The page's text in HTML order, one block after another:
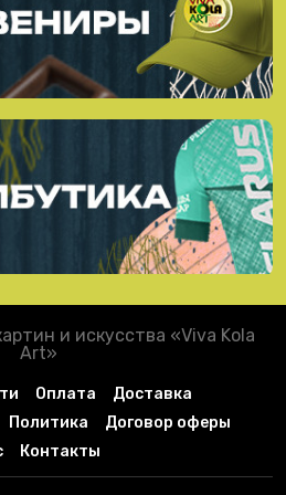
и искусства «Viva Kola
Art»
Оплата
Доставка
Политика
Договор оферы
Контакты